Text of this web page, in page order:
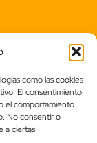
como las cookies
El consentimiento
el comportamiento
No consentir o
a ciertas